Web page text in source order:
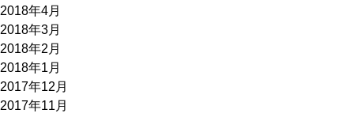
2018年4月
2018年3月
2018年2月
2018年1月
2017年12月
2017年11月